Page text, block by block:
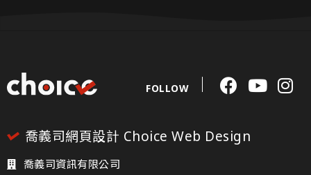
FOLLOW
喬義司網頁設計 Choice Web Design
喬義司資訊有限公司